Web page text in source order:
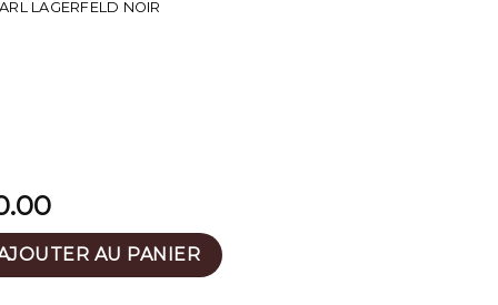
LAGERFELD NOIR
AU PANIER